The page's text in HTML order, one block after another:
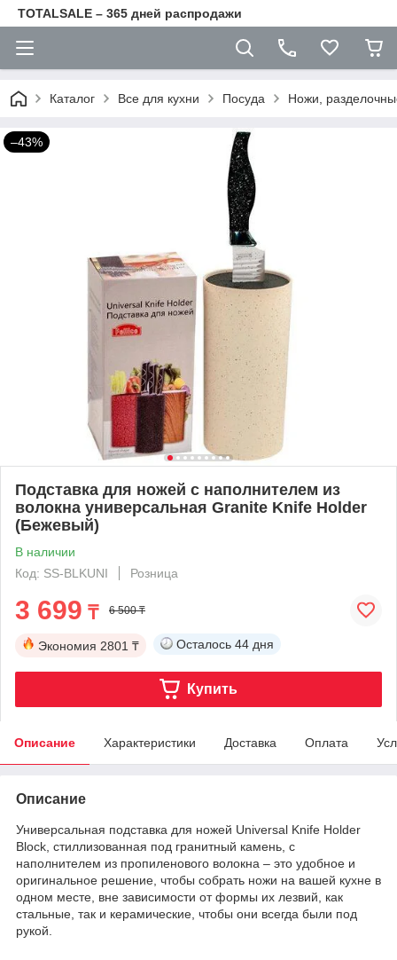
TOTALSALE – 365 дней распродажи
Каталог Все для кухни Посуда Ножи,
–43%
Подставка для ножей с наполнителем из
волокна универсальная Granite Knife Holder
(Бежевый)
В наличии
Код: SS-BLKUNI
Розница
3 699 ₸ 6 500 ₸
Экономия 2801 ₸ Осталось 44 дня
Купить
Описание Характеристики Доставка Оплата
Описание
Универсальная подставка для ножей Universal Knife Holder
Block, стиллизованная под гранитный камень, с
наполнителем из пропиленового волокна – это удобное и
оригинальное решение, чтобы собрать ножи на вашей кухне в
одном месте, вне зависимости от формы их лезвий, как
стальные, так и керамические, чтобы они всегда были под
рукой.